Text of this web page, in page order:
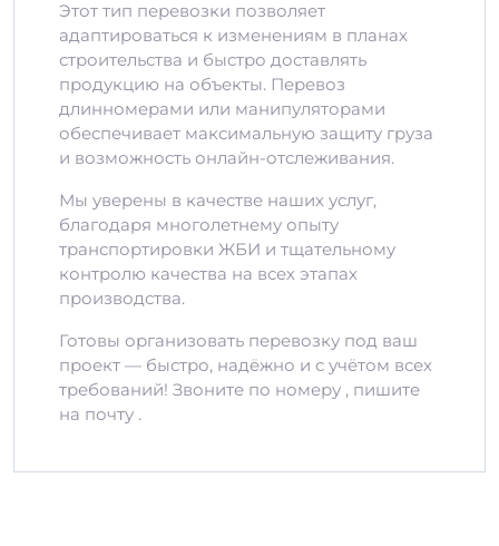
Этот тип перевозки позволяет
адаптироваться к изменениям в планах
строительства и быстро доставлять
продукцию на объекты. Перевоз
длинномерами или манипуляторами
обеспечивает максимальную защиту груза
и возможность онлайн-отслеживания.
Мы уверены в качестве наших услуг,
благодаря многолетнему опыту
транспортировки ЖБИ и тщательному
контролю качества на всех этапах
производства.
Готовы организовать перевозку под ваш
проект — быстро, надёжно и с учётом всех
требований! Звоните по номеру , пишите
на почту .